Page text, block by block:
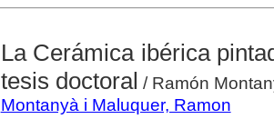
La Cerámica ibérica
tesis doctoral / Ramón
Montanyà i Maluquer, Ramon